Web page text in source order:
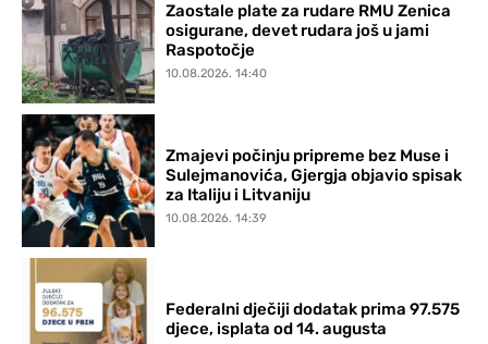
Zaostale plate za rudare RMU Zenica
osigurane, devet rudara još u jami
Raspotočje
10.08.2026. 14:40
Zmajevi počinju pripreme bez Muse i
Sulejmanovića, Gjergja objavio spisak
za Italiju i Litvaniju
10.08.2026. 14:39
Federalni dječiji dodatak prima 97.575
djece, isplata od 14. augusta